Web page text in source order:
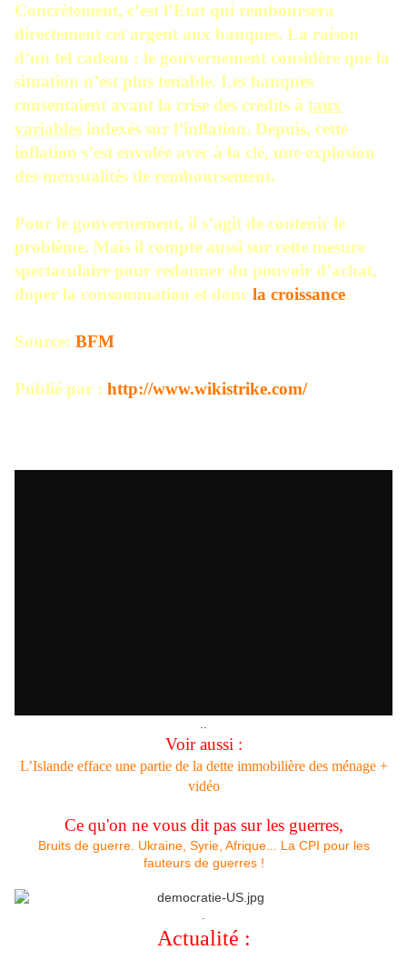
Concrètement, c’est l’Etat qui remboursera
directement cet argent aux banques. La raison
d’un tel cadeau : le gouvernement considère que la
situation n’est plus tenable. Les banques
consentaient avant la crise des crédits à taux
variables indexés sur l’inflation. Depuis, cette
inflation s’est envolée avec à la clé, une explosion
des mensualités de remboursement.
Pour le gouvernement, il s’agit de contenir le
problème. Mais il compte aussi sur cette mesure
spectaculaire pour redonner du pouvoir d’achat,
doper la consommation et donc la croissance.
Source: BFM
Publié par : http://www.wikistrike.com/
Voir aussi :
L’Islande efface une partie de la dette immobilière des ménage +
vidéo
Ce qu'on ne vous dit pas sur les guerres,
Bruits de guerre. Ukraine, Syrie, Afrique... La CPI pour les
fauteurs de guerres !
.
Actualité :